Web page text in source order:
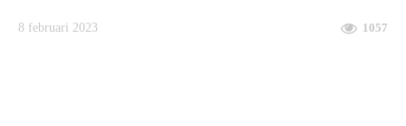
8 februari 2023 1057